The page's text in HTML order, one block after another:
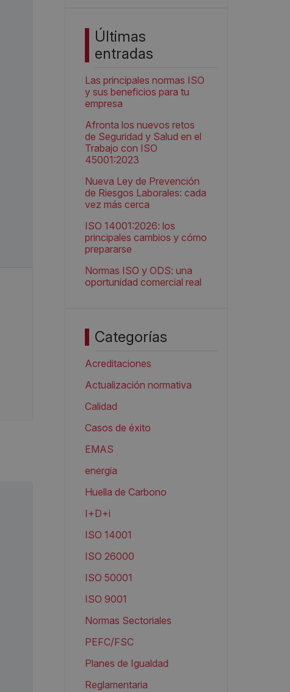
Últimas
entradas
Las principales normas ISO
y sus beneficios para tu
empresa
Afronta los nuevos retos
de Seguridad y Salud en el
Trabajo con ISO
45001:2023
Nueva Ley de Prevención
de Riesgos Laborales: cada
vez más cerca
ISO 14001:2026: los
principales cambios y cómo
prepararse
Normas ISO y ODS: una
oportunidad comercial real
Categorías
Acreditaciones
Actualización normativa
Calidad
Casos de éxito
EMAS
energia
Huella de Carbono
I+D+i
ISO 14001
ISO 26000
ISO 50001
ISO 9001
Normas Sectoriales
PEFC/FSC
Planes de Igualdad
Reglamentaria